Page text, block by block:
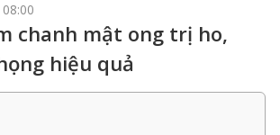
chanh mật ong trị ho,
hiệu quả